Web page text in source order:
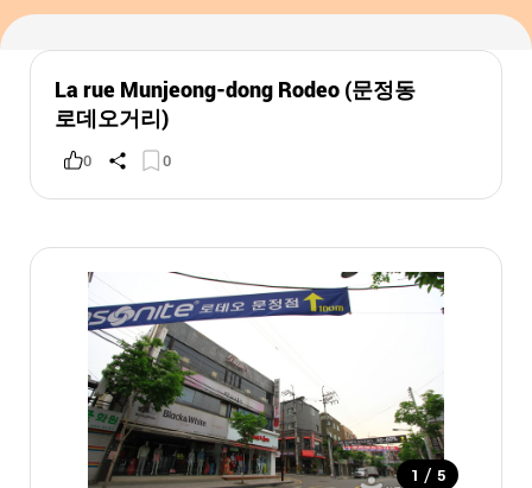
La rue Munjeong-dong Rodeo (문정동
로데오거리)
0 0
1 / 5